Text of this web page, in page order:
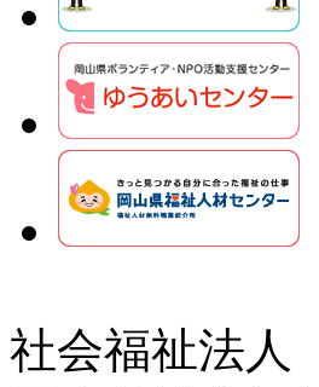
社会福祉法人